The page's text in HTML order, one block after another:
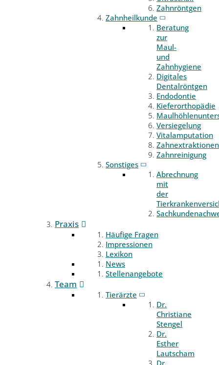
Zahnröntgen
Zahnheilkunde
Beratung
zur
Maul-
und
Zahnhygiene
Digitales
Dentalröntgen
Endodontie
Kieferorthopädie
Versiegelung
Vitalamputation
Zahnextraktionen
Zahnreinigung
Sonstiges
Abrechnung
mit
der
Praxis
Häufige Fragen
Impressionen
Lexikon
News
Stellenangebote
Team
Tierärzte
Dr.
Christiane
Stengel
Dr.
Esther
Lautscham
Dr.